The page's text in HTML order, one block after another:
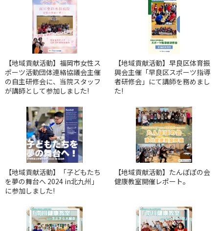
【地域貢献活動】福岡市女性ス
ポーツ活動団体連絡協議会主催
の自主研修会に、当院スタッフ
が講師として参加しました!
【地域貢献活動】早良区体育振
興会主催「早良区スポーツ指導
者研修会」にて講師を務めまし
た!
【地域貢献活動】「子どもたち
を夢の舞台へ 2024 in北九州」
に参加しました!
【地域貢献活動】たんぽぽの会
健康教室開催レポート。